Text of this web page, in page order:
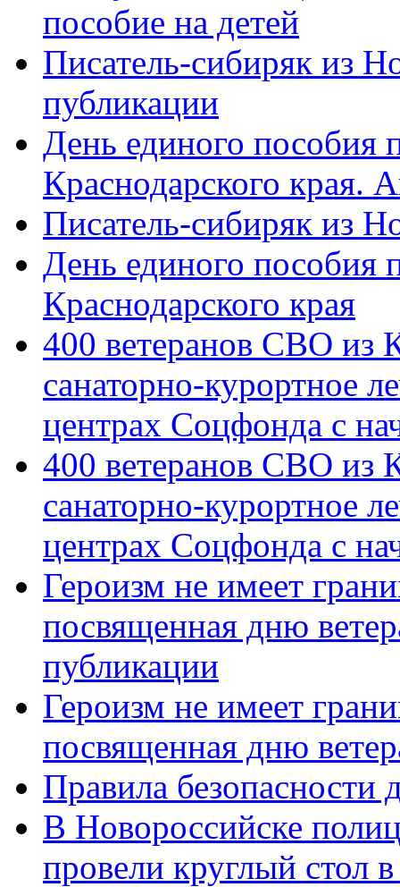
пособие на детей
Писатель-сибиряк из
публикации
День единого пособия
Краснодарского края.
Писатель-сибиряк из
День единого пособия
Краснодарского края
400 ветеранов СВО из
санаторно-курортное
центрах Соцфонда с
400 ветеранов СВО из
санаторно-курортное
центрах Соцфонда с
Героизм не имеет
посвященная дню
публикации
Героизм не имеет
посвященная дню
Правила безопасности
В Новороссийске
провели круглый стол